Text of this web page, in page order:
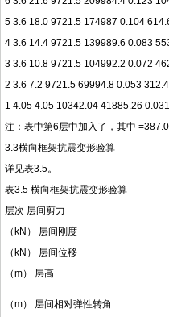
5 3.6 18.0 9721.5 174987 0.104
4 3.6 14.4 9721.5 139989.6 0.083
3 3.6 10.8 9721.5 104992.2 0.072
2 3.6 7.2 9721.5 69994.8 0.053
1 4.05 4.05 10342.04 41885.26
注：表中第6层中加入了，其中
3.3横向框架抗震变形验算
详见表3.5。
表3.5 横向框架抗震变形验算
层次 层间剪力
（kN） 层间刚度
（kN） 层间位移
（m） 层高
（m） 层间相对弹性转角